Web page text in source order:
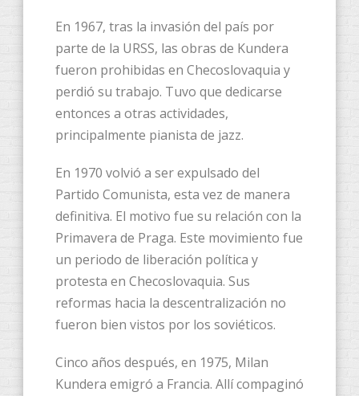
En 1967, tras la invasión del país por
parte de la URSS, las obras de Kundera
fueron prohibidas en Checoslovaquia y
perdió su trabajo. Tuvo que dedicarse
entonces a otras actividades,
principalmente pianista de jazz.
En 1970 volvió a ser expulsado del
Partido Comunista, esta vez de manera
definitiva. El motivo fue su relación con la
Primavera de Praga. Este movimiento fue
un periodo de liberación política y
protesta en Checoslovaquia. Sus
reformas hacia la descentralización no
fueron bien vistos por los soviéticos.
Cinco años después, en 1975, Milan
Kundera emigró a Francia. Allí compaginó